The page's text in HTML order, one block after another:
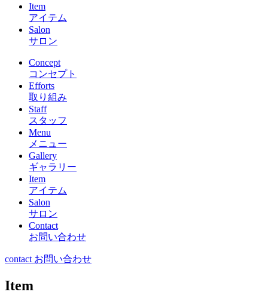
Item
アイテム
Salon
サロン
Concept
コンセプト
Efforts
取り組み
Staff
スタッフ
Menu
メニュー
Gallery
ギャラリー
Item
アイテム
Salon
サロン
Contact
お問い合わせ
contact お問い合わせ
Item